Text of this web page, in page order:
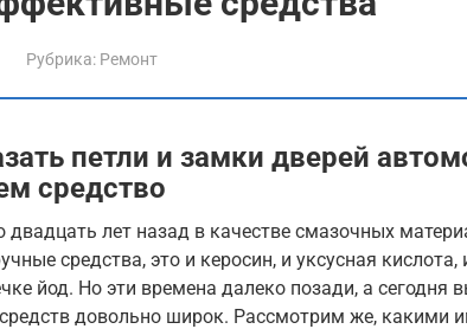
Рубрика: Ремонт
петли и замки дверей
средство
двадцать лет назад в качестве смазочных
средства, это и керосин, и уксусная
йод. Но эти времена далеко позади, а сегодня
довольно широк. Рассмотрим же, какими